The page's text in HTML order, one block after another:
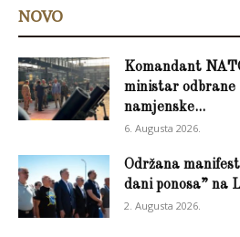
NOVO
Komandant
ministar odbrane
namjenske...
6. Augusta 2026.
Održana
dani ponosa” na
2. Augusta 2026.